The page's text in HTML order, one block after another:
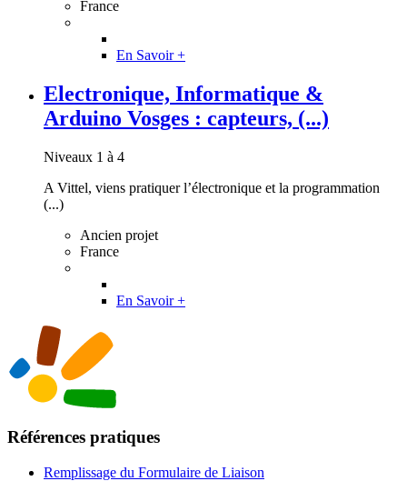
France
En Savoir +
Electronique, Informatique &
Arduino Vosges : capteurs, (...)
Niveaux 1 à 4
A Vittel, viens pratiquer l’électronique et la programmation
(...)
Ancien projet
France
En Savoir +
Références pratiques
Remplissage du Formulaire de Liaison